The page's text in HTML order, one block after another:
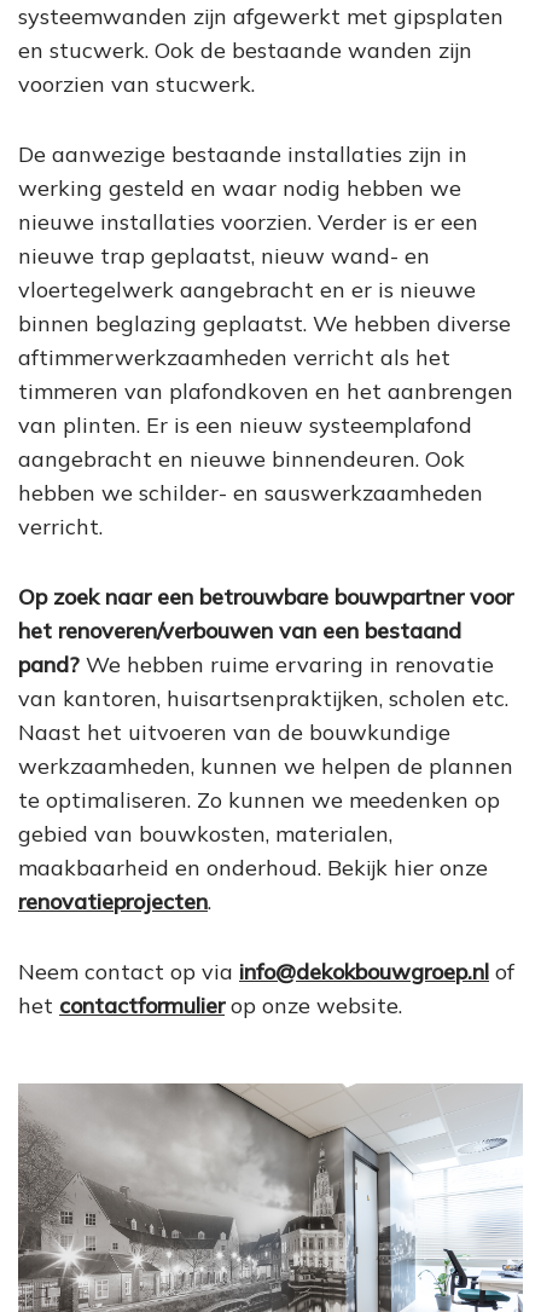
systeemwanden zijn afgewerkt met gipsplaten
en stucwerk. Ook de bestaande wanden zijn
voorzien van stucwerk.
De aanwezige bestaande installaties zijn in
werking gesteld en waar nodig hebben we
nieuwe installaties voorzien. Verder is er een
nieuwe trap geplaatst, nieuw wand- en
vloertegelwerk aangebracht en er is nieuwe
binnen beglazing geplaatst. We hebben diverse
aftimmerwerkzaamheden verricht als het
timmeren van plafondkoven en het aanbrengen
van plinten. Er is een nieuw systeemplafond
aangebracht en nieuwe binnendeuren. Ook
hebben we schilder- en sauswerkzaamheden
verricht.
Op zoek naar een betrouwbare bouwpartner voor
het renoveren/verbouwen van een bestaand
pand? We hebben ruime ervaring in renovatie
van kantoren, huisartsenpraktijken, scholen etc.
Naast het uitvoeren van de bouwkundige
werkzaamheden, kunnen we helpen de plannen
te optimaliseren. Zo kunnen we meedenken op
gebied van bouwkosten, materialen,
maakbaarheid en onderhoud. Bekijk hier onze
renovatieprojecten.
Neem contact op via info@dekokbouwgroep.nl of
het contactformulier op onze website.